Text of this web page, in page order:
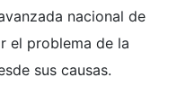
nacional de
el problema de la
sus causas.